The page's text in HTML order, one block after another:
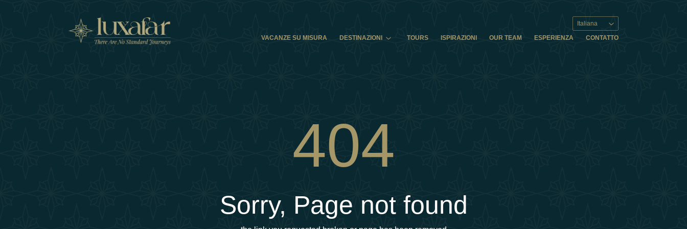
Italiana
VACANZE SU MISURA
DESTINAZIONI TOURS ISPIRAZIONI OUR TEAM ESPERIENZA CONTATTO
404
Sorry, Page not found